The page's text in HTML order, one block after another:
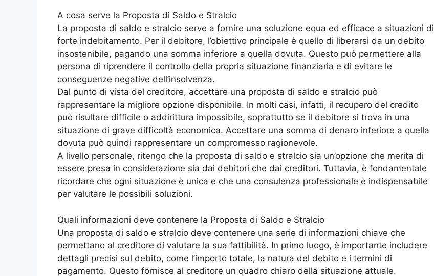
A cosa serve la Proposta di Saldo e Stralcio
La proposta di saldo e stralcio serve a fornire una soluzione equa ed efficace a situazioni di
forte indebitamento. Per il debitore, l’obiettivo principale è quello di liberarsi da un debito
insostenibile, pagando una somma inferiore a quella dovuta. Questo può permettere alla
persona di riprendere il controllo della propria situazione finanziaria e di evitare le
conseguenze negative dell’insolvenza.
Dal punto di vista del creditore, accettare una proposta di saldo e stralcio può
rappresentare la migliore opzione disponibile. In molti casi, infatti, il recupero del credito
può risultare difficile o addirittura impossibile, soprattutto se il debitore si trova in una
situazione di grave difficoltà economica. Accettare una somma di denaro inferiore a quella
dovuta può quindi rappresentare un compromesso ragionevole.
A livello personale, ritengo che la proposta di saldo e stralcio sia un’opzione che merita di
essere presa in considerazione sia dai debitori che dai creditori. Tuttavia, è fondamentale
ricordare che ogni situazione è unica e che una consulenza professionale è indispensabile
per valutare le possibili soluzioni.
Quali informazioni deve contenere la Proposta di Saldo e Stralcio
Una proposta di saldo e stralcio deve contenere una serie di informazioni chiave che
permettano al creditore di valutare la sua fattibilità. In primo luogo, è importante includere
dettagli precisi sul debito, come l’importo totale, la natura del debito e i termini di
pagamento. Questo fornisce al creditore un quadro chiaro della situazione attuale.